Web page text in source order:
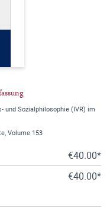
und Sozialphilosophie (IVR) im
Volume 153
€40.00*
€40.00*